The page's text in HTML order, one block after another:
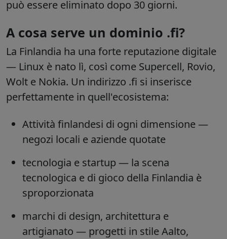
può essere eliminato dopo 30 giorni.
A cosa serve un dominio .fi?
La Finlandia ha una forte reputazione digitale
— Linux è nato lì, così come Supercell, Rovio,
Wolt e Nokia. Un indirizzo .fi si inserisce
perfettamente in quell'ecosistema:
Attività finlandesi di ogni dimensione —
negozi locali e aziende quotate
tecnologia e startup — la scena
tecnologica e di gioco della Finlandia è
sproporzionata
marchi di design, architettura e
artigianato — progetti in stile Aalto,